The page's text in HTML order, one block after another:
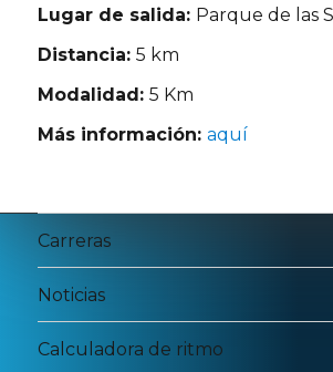
Lugar de salida: Parque de las
Distancia:5 km
Modalidad:5 Km
Más información:aquí
Carreras
Noticias
Calculadora de ritmo